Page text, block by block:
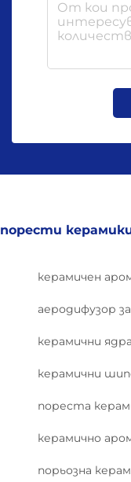
порести
керамичен
аеродифузор
керамични ядра
керамични
пореста
керамично
порьозна